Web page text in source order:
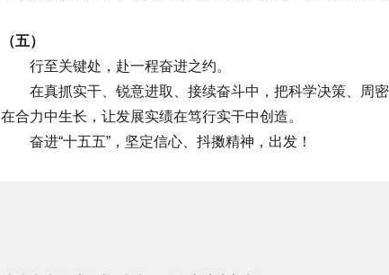
（五）
行至关键处，赴一程奋进之约。
在真抓实干、锐意进取、接续奋斗中，把科学决策、周密
在合力中生长，让发展实绩在笃行实干中创造。
奋进“十五五”，坚定信心、抖擞精神，出发！